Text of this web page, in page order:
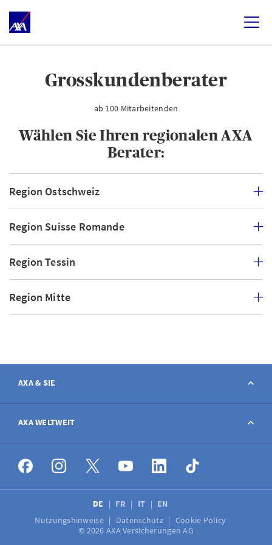
Grosskundenberater
ab 100 Mitarbeitenden
Wählen Sie Ihren regionalen AXA
Berater:
Region Ostschweiz
Region Suisse Romande
Region Tessin
Region Mitte
AXA & SIE
Kontakt
Schaden melden
Stellenangebote
Medien
AXA WELTWEIT
AXA weltweit
DE FR IT
EN
Nutzungshinweise
Datenschutz
Cookie Policy
© 2026 AXA Versicherungen AG